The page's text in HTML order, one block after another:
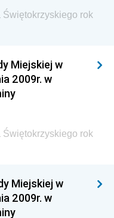
i
Morskiej i
i Finansów
rok
Miejskiej w
2009r. w
rok
Miejskiej w
2009r. w